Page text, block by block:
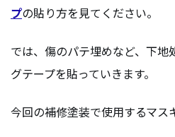
プの貼り方を見てください。
では、傷のパテ埋めなど、下地
グテープを貼っていきます。
今回の補修塗装で使用するマス